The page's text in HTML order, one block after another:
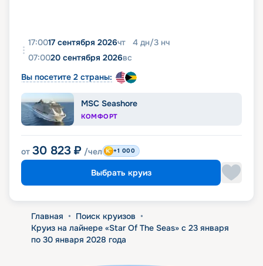
17:0017 сентября 2026чт 4 дн/3 нч
07:0020 сентября 2026вс
Вы посетите 2 страны:
MSC Seashore
КОМФОРТ
от 30 823 ₽ /чел +1 000
Выбрать круиз
Главная • Поиск круизов •
Круиз на лайнере «Star Of The Seas» с 23 января
по 30 января 2028 года